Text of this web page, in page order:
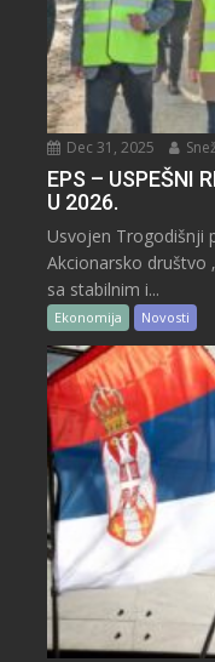
Dec 31, 2025
EPS – USPEŠNI
U 2026.
Usvojen Trogodišnji
Akcionarsko društvo
sa stabilnim i...
Ekonomija Novosti